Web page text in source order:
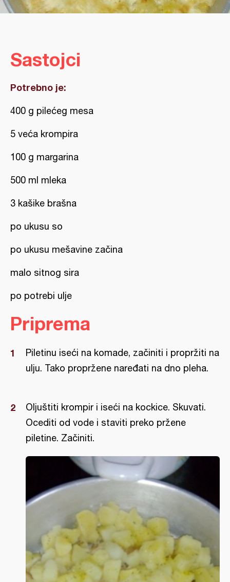
Sastojci
Potrebno je:
400 g pilećeg mesa
5 veća krompira
100 g margarina
500 ml mleka
3 kašike brašna
po ukusu so
po ukusu mešavine začina
malo sitnog sira
po potrebi ulje
Priprema
Piletinu iseći na komade, začiniti i propržiti na
ulju. Tako propržene naređati na dno pleha.
Oljuštiti krompir i iseći na kockice. Skuvati.
Ocediti od vode i staviti preko pržene
piletine. Začiniti.